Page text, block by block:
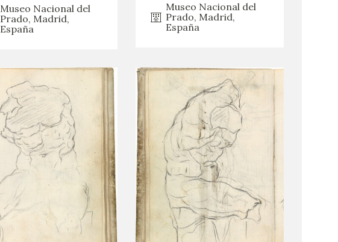
Museo Nacional del
Prado, Madrid,
España
Museo Nacional del
Prado, Madrid,
España